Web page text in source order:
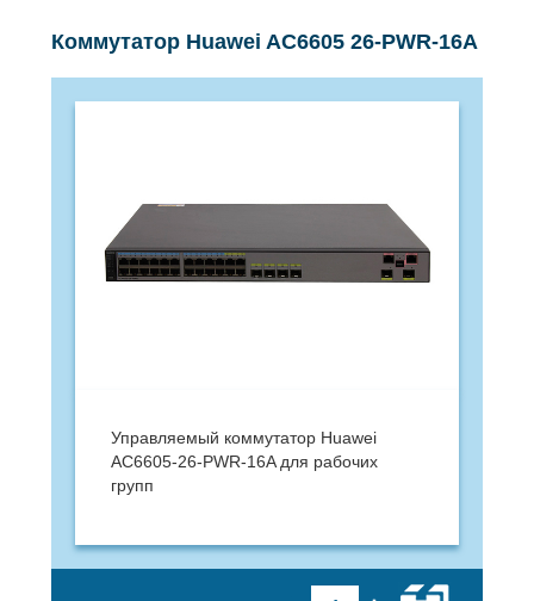
Коммутатор Huawei AC6605 26-PWR-16A
Управляемый коммутатор Huawei
AC6605-26-PWR-16A для рабочих
групп